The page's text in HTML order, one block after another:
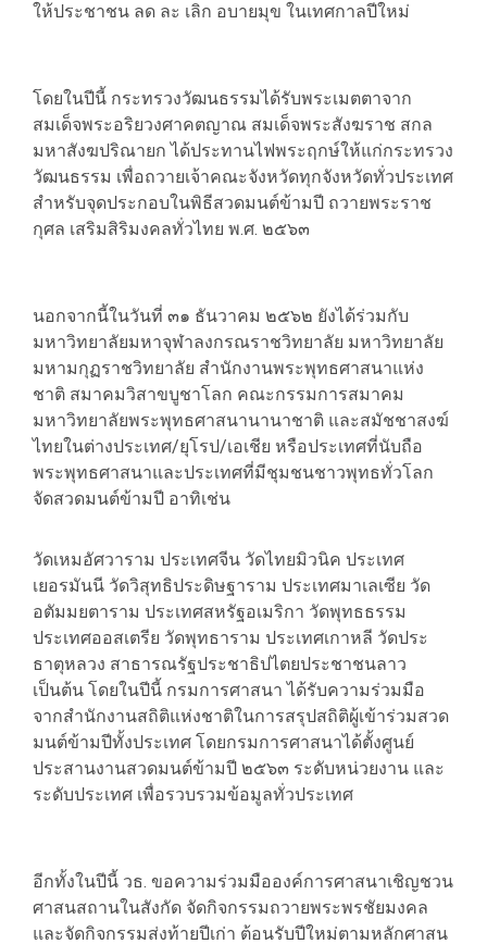
ให้ประชาชน ลด ละ เลิก อบายมุข ในเทศกาลปีใหม่
​โดยในปีนี้ กระทรวงวัฒนธรรมได้รับพระเมตตาจาก
สมเด็จพระอริยวงศาคตญาณ สมเด็จพระสังฆราช สกล
มหาสังฆปริณายก ได้ประทานไฟพระฤกษ์ให้แก่กระทรวง
วัฒนธรรม เพื่อถวายเจ้าคณะจังหวัดทุกจังหวัดทั่วประเทศ
สำหรับจุดประกอบในพิธีสวดมนต์ข้ามปี ถวายพระราช
กุศล เสริมสิริมงคลทั่วไทย พ.ศ. ๒๕๖๓
​นอกจากนี้ในวันที่ ๓๑ ธันวาคม ๒๕๖๒ ยังได้ร่วมกับ
มหาวิทยาลัยมหาจุฬาลงกรณราชวิทยาลัย มหาวิทยาลัย
มหามกุฏราชวิทยาลัย สำนักงานพระพุทธศาสนาแห่ง
ชาติ สมาคมวิสาขบูชาโลก คณะกรรมการสมาคม
มหาวิทยาลัยพระพุทธศาสนานานาชาติ และสมัชชาสงฆ์
ไทยในต่างประเทศ/ยุโรป/เอเชีย หรือประเทศที่นับถือ
พระพุทธศาสนาและประเทศที่มีชุมชนชาวพุทธทั่วโลก
จัดสวดมนต์ข้ามปี อาทิเช่น
วัดเหมอัศวาราม ประเทศจีน วัดไทยมิวนิค ประเทศ
เยอรมันนี วัดวิสุทธิประดิษฐาราม ประเทศมาเลเซีย วัด
อตัมมยตาราม ประเทศสหรัฐอเมริกา วัดพุทธธรรม
ประเทศออสเตรีย วัดพุทธาราม ประเทศเกาหลี วัดประ
ธาตุหลวง สาธารณรัฐประชาธิปไตยประชาชนลาว
เป็นต้น โดยในปีนี้ กรมการศาสนา ได้รับความร่วมมือ
จากสำนักงานสถิติแห่งชาติในการสรุปสถิติผู้เข้าร่วมสวด
มนต์ข้ามปีทั้งประเทศ โดยกรมการศาสนาได้ตั้งศูนย์
ประสานงานสวดมนต์ข้ามปี ๒๕๖๓ ระดับหน่วยงาน และ
ระดับประเทศ เพื่อรวบรวมข้อมูลทั่วประเทศ
​อีกทั้งในปีนี้ วธ. ขอความร่วมมือองค์การศาสนาเชิญชวน
ศาสนสถานในสังกัด จัดกิจกรรมถวายพระพรชัยมงคล
และจัดกิจกรรมส่งท้ายปีเก่า ต้อนรับปีใหม่ตามหลักศาสน